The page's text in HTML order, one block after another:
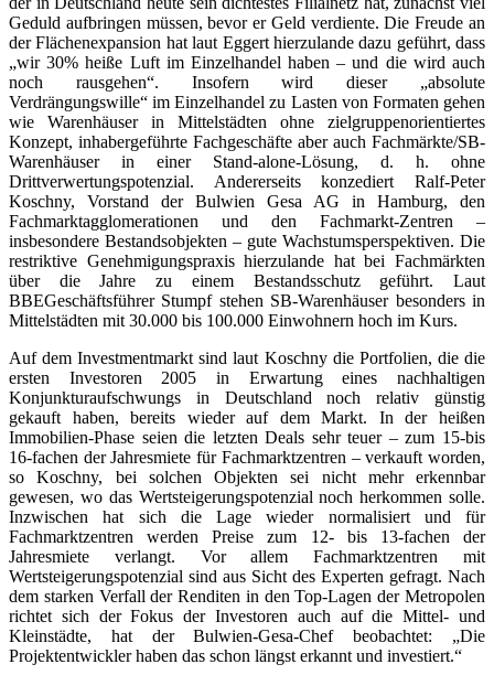
Geduld aufbringen müssen, bevor er Geld verdiente. Die Freude an
der Flächenexpansion hat laut Eggert hierzulande dazu geführt, dass
„wir 30% heiße Luft im Einzelhandel haben – und die wird auch
noch rausgehen“. Insofern wird dieser „absolute
Verdrängungswille“ im Einzelhandel zu Lasten von Formaten gehen
wie Warenhäuser in Mittelstädten ohne zielgruppenorientiertes
Konzept, inhabergeführte Fachgeschäfte aber auch Fachmärkte/SB-
Warenhäuser in einer Stand-alone-Lösung, d. h. ohne
Drittverwertungspotenzial. Andererseits konzediert Ralf-Peter
Koschny, Vorstand der Bulwien Gesa AG in Hamburg, den
Fachmarktagglomerationen und den Fachmarkt-Zentren –
insbesondere Bestandsobjekten – gute Wachstumsperspektiven. Die
restriktive Genehmigungspraxis hierzulande hat bei Fachmärkten
über die Jahre zu einem Bestandsschutz geführt. Laut
BBEGeschäftsführer Stumpf stehen SB-Warenhäuser besonders in
Mittelstädten mit 30.000 bis 100.000 Einwohnern hoch im Kurs.
Auf dem Investmentmarkt sind laut Koschny die Portfolien, die die
ersten Investoren 2005 in Erwartung eines nachhaltigen
Konjunkturaufschwungs in Deutschland noch relativ günstig
gekauft haben, bereits wieder auf dem Markt. In der heißen
Immobilien-Phase seien die letzten Deals sehr teuer – zum 15-bis
16-fachen der Jahresmiete für Fachmarktzentren – verkauft worden,
so Koschny, bei solchen Objekten sei nicht mehr erkennbar
gewesen, wo das Wertsteigerungspotenzial noch herkommen solle.
Inzwischen hat sich die Lage wieder normalisiert und für
Fachmarktzentren werden Preise zum 12- bis 13-fachen der
Jahresmiete verlangt. Vor allem Fachmarktzentren mit
Wertsteigerungspotenzial sind aus Sicht des Experten gefragt. Nach
dem starken Verfall der Renditen in den Top-Lagen der Metropolen
richtet sich der Fokus der Investoren auch auf die Mittel- und
Kleinstädte, hat der Bulwien-Gesa-Chef beobachtet: „Die
Projektentwickler haben das schon längst erkannt und investiert.“